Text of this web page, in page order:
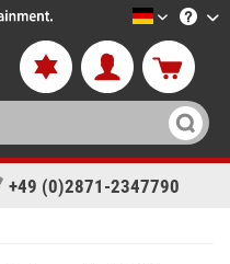
LTT-
+49 (0)2871-2347790